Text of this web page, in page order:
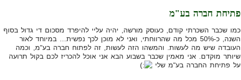
פתיחת חברה בע"מ
כמו שכבר השכרתי קודם, כעוסק מורשה, יהיה עליי להיפרד מסכום די גדול בסוף
השנה, כ-50% מכל מה שהרווחתי, ואני לא מוכן לכך נפשית… במיוחד לאור
העובדה שיש מה לעשות. והמשהו הזה לעשות, זה לפתוח חברה בע"מ, וכמה
שיותר מוקדם. אני מאמין שכבר בשבוע הבא אני אוכל להכריז לכם בקול תרועה
על פתיחת החברה בע"מ שלי